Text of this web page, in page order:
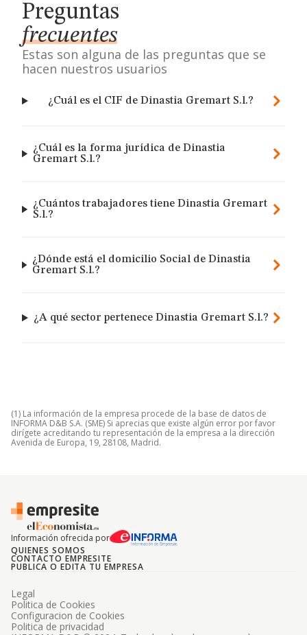
Preguntas
frecuentes
Estas son alguna de las preguntas que se
hacen nuestros usuarios
¿Cuál es el CIF de Dinastia Gremart S.l.?
¿Cuál es la forma jurídica de Dinastia
Gremart S.l.?
¿Cuántos trabajadores tiene Dinastia Gremart
S.l.?
¿Dónde está el domicilio Social de Dinastia
Gremart S.l.?
¿A qué sector pertenece Dinastia Gremart S.l.?
(1) La información de la empresa procede de la base de datos de
INFORMA D&B S.A. (SME) Si aprecias que existe algún error por favor
dirígete acreditando tu representación de la empresa a la dirección
Avenida de Europa, 19, 28108, Madrid.
Información ofrecida por
QUIENES SOMOS
CONTACTO EMPRESITE
PUBLICA O EDITA TU EMPRESA
Legal
Politica de Cookies
Configuracion de Cookies
Politica de privacidad